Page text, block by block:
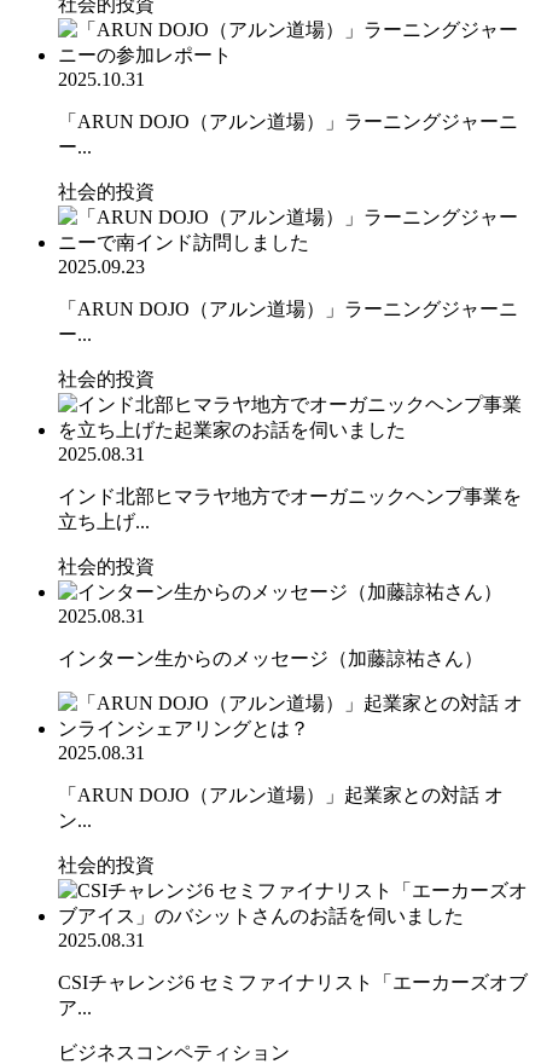
2025.10.31
「ARUN DOJO（アルン道場）」ラーニングジャーニ
ー...
社会的投資
2025.09.23
「ARUN DOJO（アルン道場）」ラーニングジャーニ
ー...
社会的投資
2025.08.31
インド北部ヒマラヤ地方でオーガニックヘンプ事業を
立ち上げ...
社会的投資
2025.08.31
インターン生からのメッセージ（加藤諒祐さん）
2025.08.31
「ARUN DOJO（アルン道場）」起業家との対話 オ
ン...
社会的投資
2025.08.31
CSIチャレンジ6 セミファイナリスト「エーカーズオブ
ア...
ビジネスコンペティション